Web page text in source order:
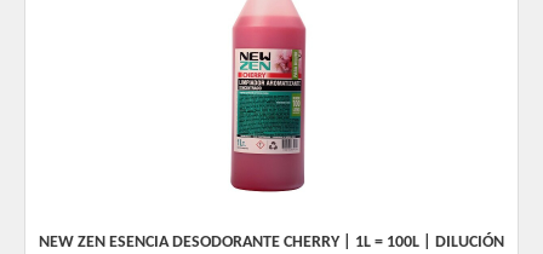
NEW ZEN ESENCIA DESODORANTE CHERRY | 1L = 100L | DILUCIÓN